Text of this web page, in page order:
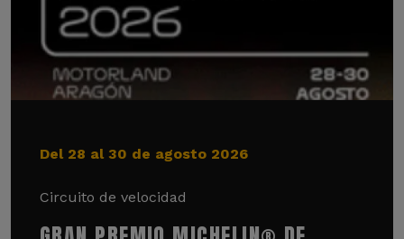
Del 28 al 30 de agosto 2026
Circuito de velocidad